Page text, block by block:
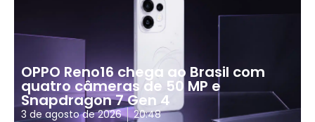
OPPO Reno16 chega ao Brasil com
quatro câmeras de 50 MP e
Snapdragon 7 Gen 4
3 de agosto de 2026 20:48